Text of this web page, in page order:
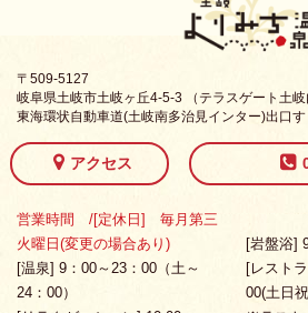
〒509-5127
岐阜県土岐市土岐ヶ丘4-5-3 （テラスゲート土岐
東海環状自動車道(土岐南多治見インター)出口す
アクセス
営業時間 /[定休日] 毎月第三
火曜日(変更の場合あり)
[温泉] 9：00～23：00（土～
24：00）
[岩盤浴]
[レスト
00(土日